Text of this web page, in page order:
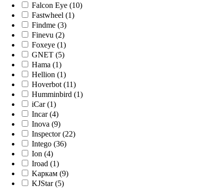
Falcon Eye (10)
Fastwheel (1)
Findme (3)
Finevu (2)
Foxeye (1)
GNET (5)
Hama (1)
Hellion (1)
Hoverbot (11)
Humminbird (1)
iCar (1)
Incar (4)
Inova (9)
Inspector (22)
Intego (36)
Ion (4)
Iroad (1)
Kaркам (9)
KJStar (5)